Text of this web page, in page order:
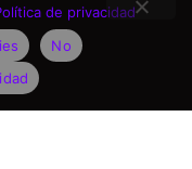
de privacidad
No